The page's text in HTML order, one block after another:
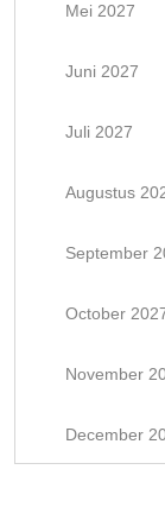
Mei 2027
Juni 2027
Juli 2027
Augustus
September
October
November
December